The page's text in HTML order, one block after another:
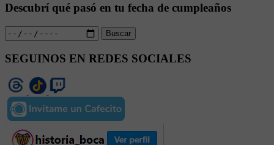
Descubrí qué pasó en tu fecha de cumpleaños
Buscar
SEGUINOS EN REDES SOCIALES